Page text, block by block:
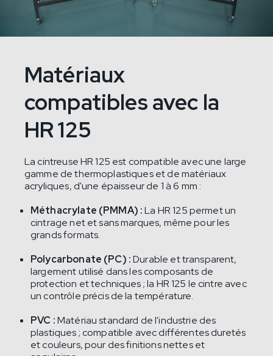
Matériaux
compatibles avec la
HR 125
La cintreuse HR 125 est compatible avec une large
gamme de thermoplastiques et de matériaux
acryliques, d'une épaisseur de 1 à 6 mm :
Méthacrylate (PMMA) :La HR 125 permet un
cintrage net et sans marques, même pour les
grands formats.
Polycarbonate (PC) :Durable et transparent,
largement utilisé dans les composants de
protection et techniques ; la HR 125 le cintre avec
un contrôle précis de la température.
PVC :Matériau standard de l'industrie des
plastiques ; compatible avec différentes duretés
et couleurs, pour des finitions nettes et